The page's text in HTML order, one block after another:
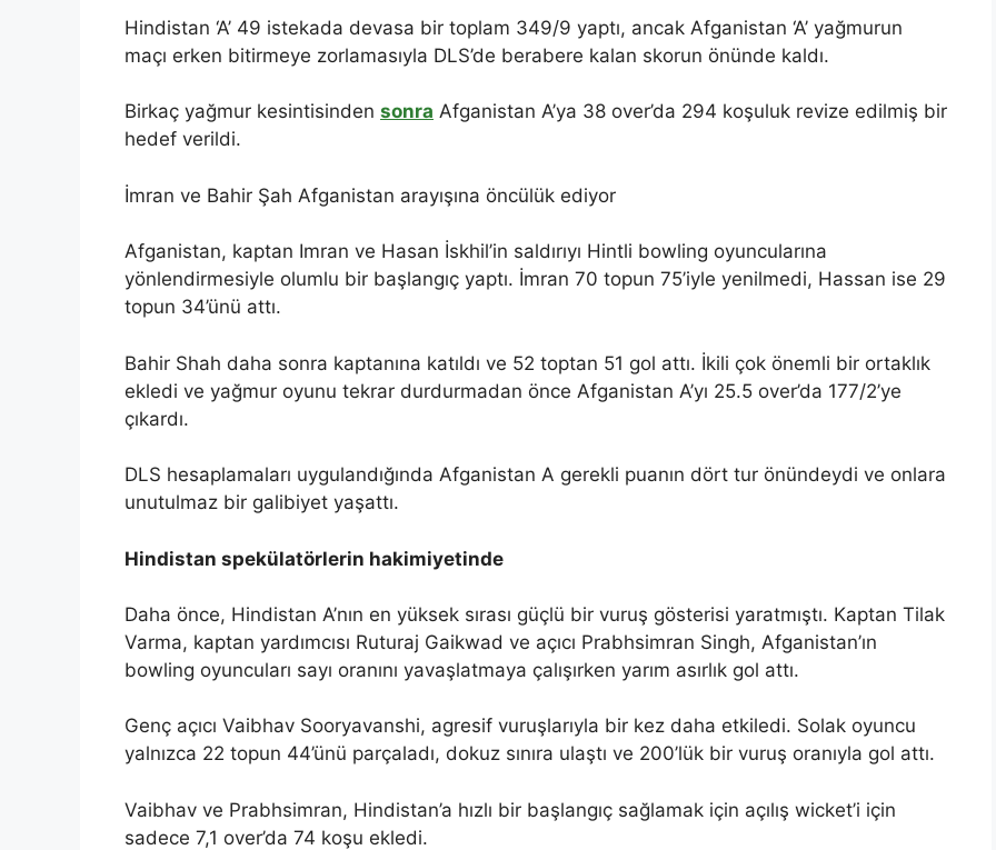
Hindistan ‘A’ 49 istekada devasa bir toplam 349/9 yaptı, ancak Afganistan ‘A’ yağmurun
maçı erken bitirmeye zorlamasıyla DLS’de berabere kalan skorun önünde kaldı.
Birkaç yağmur kesintisinden sonra Afganistan A’ya 38 over’da 294 koşuluk revize edilmiş bir
hedef verildi.
İmran ve Bahir Şah Afganistan arayışına öncülük ediyor
Afganistan, kaptan Imran ve Hasan İskhil’in saldırıyı Hintli bowling oyuncularına
yönlendirmesiyle olumlu bir başlangıç ​​​​yaptı. İmran 70 topun 75’iyle yenilmedi, Hassan ise 29
topun 34’ünü attı.
Bahir Shah daha sonra kaptanına katıldı ve 52 toptan 51 gol attı. İkili çok önemli bir ortaklık
ekledi ve yağmur oyunu tekrar durdurmadan önce Afganistan A’yı 25.5 over’da 177/2’ye
çıkardı.
DLS hesaplamaları uygulandığında Afganistan A gerekli puanın dört tur önündeydi ve onlara
unutulmaz bir galibiyet yaşattı.
Hindistan spekülatörlerin hakimiyetinde
Daha önce, Hindistan A’nın en yüksek sırası güçlü bir vuruş gösterisi yaratmıştı. Kaptan Tilak
Varma, kaptan yardımcısı Ruturaj Gaikwad ve açıcı Prabhsimran Singh, Afganistan’ın
bowling oyuncuları sayı oranını yavaşlatmaya çalışırken yarım asırlık gol attı.
Genç açıcı Vaibhav Sooryavanshi, agresif vuruşlarıyla bir kez daha etkiledi. Solak oyuncu
yalnızca 22 topun 44’ünü parçaladı, dokuz sınıra ulaştı ve 200’lük bir vuruş oranıyla gol attı.
Vaibhav ve Prabhsimran, Hindistan’a hızlı bir başlangıç ​​sağlamak için açılış wicket’i için
sadece 7,1 over’da 74 koşu ekledi.